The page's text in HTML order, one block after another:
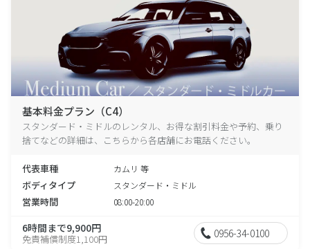
基本料金プラン（C4）
スタンダード・ミドルのレンタル、お得な割引料金や予約、乗り
捨てなどの詳細は、こちらから各店舗にお電話ください。
代表車種 カムリ 等
ボディタイプ スタンダード・ミドル
営業時間 08:00-20:00
6時間まで9,900円
免責補償制度1,100円 0956-34-0100